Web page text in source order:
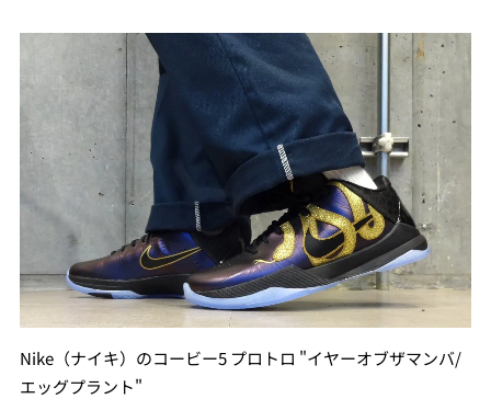
Nike（ナイキ）のコービー5 プロトロ "イヤーオブザマンバ/
エッグプラント"